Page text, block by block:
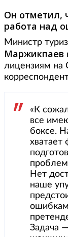
Он отметил,
работа над
Министр
Маржикпаев
лицензиям на
«К
все
боксе.
хватает
Нет
наше
Задача